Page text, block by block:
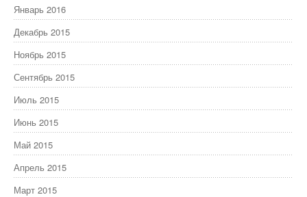
Январь 2016
Декабрь 2015
Ноябрь 2015
Сентябрь 2015
Июль 2015
Июнь 2015
Май 2015
Апрель 2015
Март 2015